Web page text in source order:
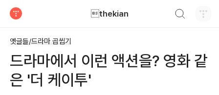
thekian
옛글들/드라마 곱씹기
드라마에서 이런 액션을? 영화 같
은 '더 케이투'